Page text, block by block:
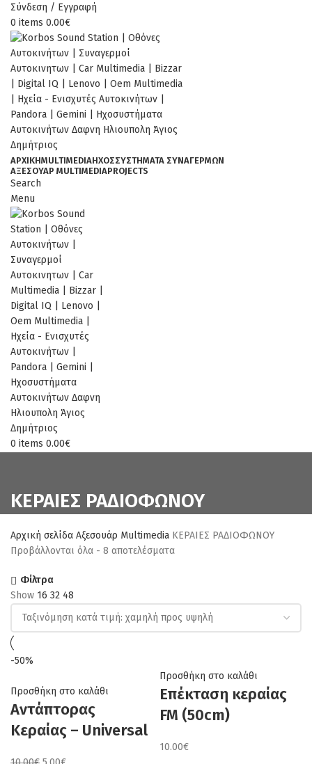
Σύνδεση / Εγγραφή
0 items 0.00€
ΑΡΧΙΚΉMULTIMEDIAΉΧΟΣΣΥΣΤΗΜΑΤΑ ΣΥΝΑΓΕΡΜΩΝ
ΑΞΕΣΟΥΆΡ MULTIMEDIAPROJECTS
Search
Menu
0 items 0.00€
ΚΕΡΑΙΕΣ ΡΑΔΙΟΦΩΝΟΥ
Αρχική σελίδα Αξεσουάρ Multimedia ΚΕΡΑΙΕΣ ΡΑΔΙΟΦΩΝΟΥ
Προβάλλονται όλα - 8 αποτελέσματαSorted
high
Φίλτρα
Show 16 32 48
-50%
Προσθήκη στο καλάθι
Αντάπτορας
Κεραίας – Universal
Original
Η
Προσθήκη στο καλάθι
Επέκταση κεραίας
FM (50cm)
10.00€